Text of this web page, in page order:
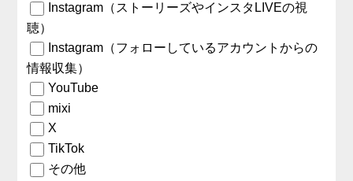
Instagram（ストーリーズやインスタLIVEの視
聴）
Instagram（フォローしているアカウントからの
情報収集）
YouTube
mixi
X
TikTok
その他